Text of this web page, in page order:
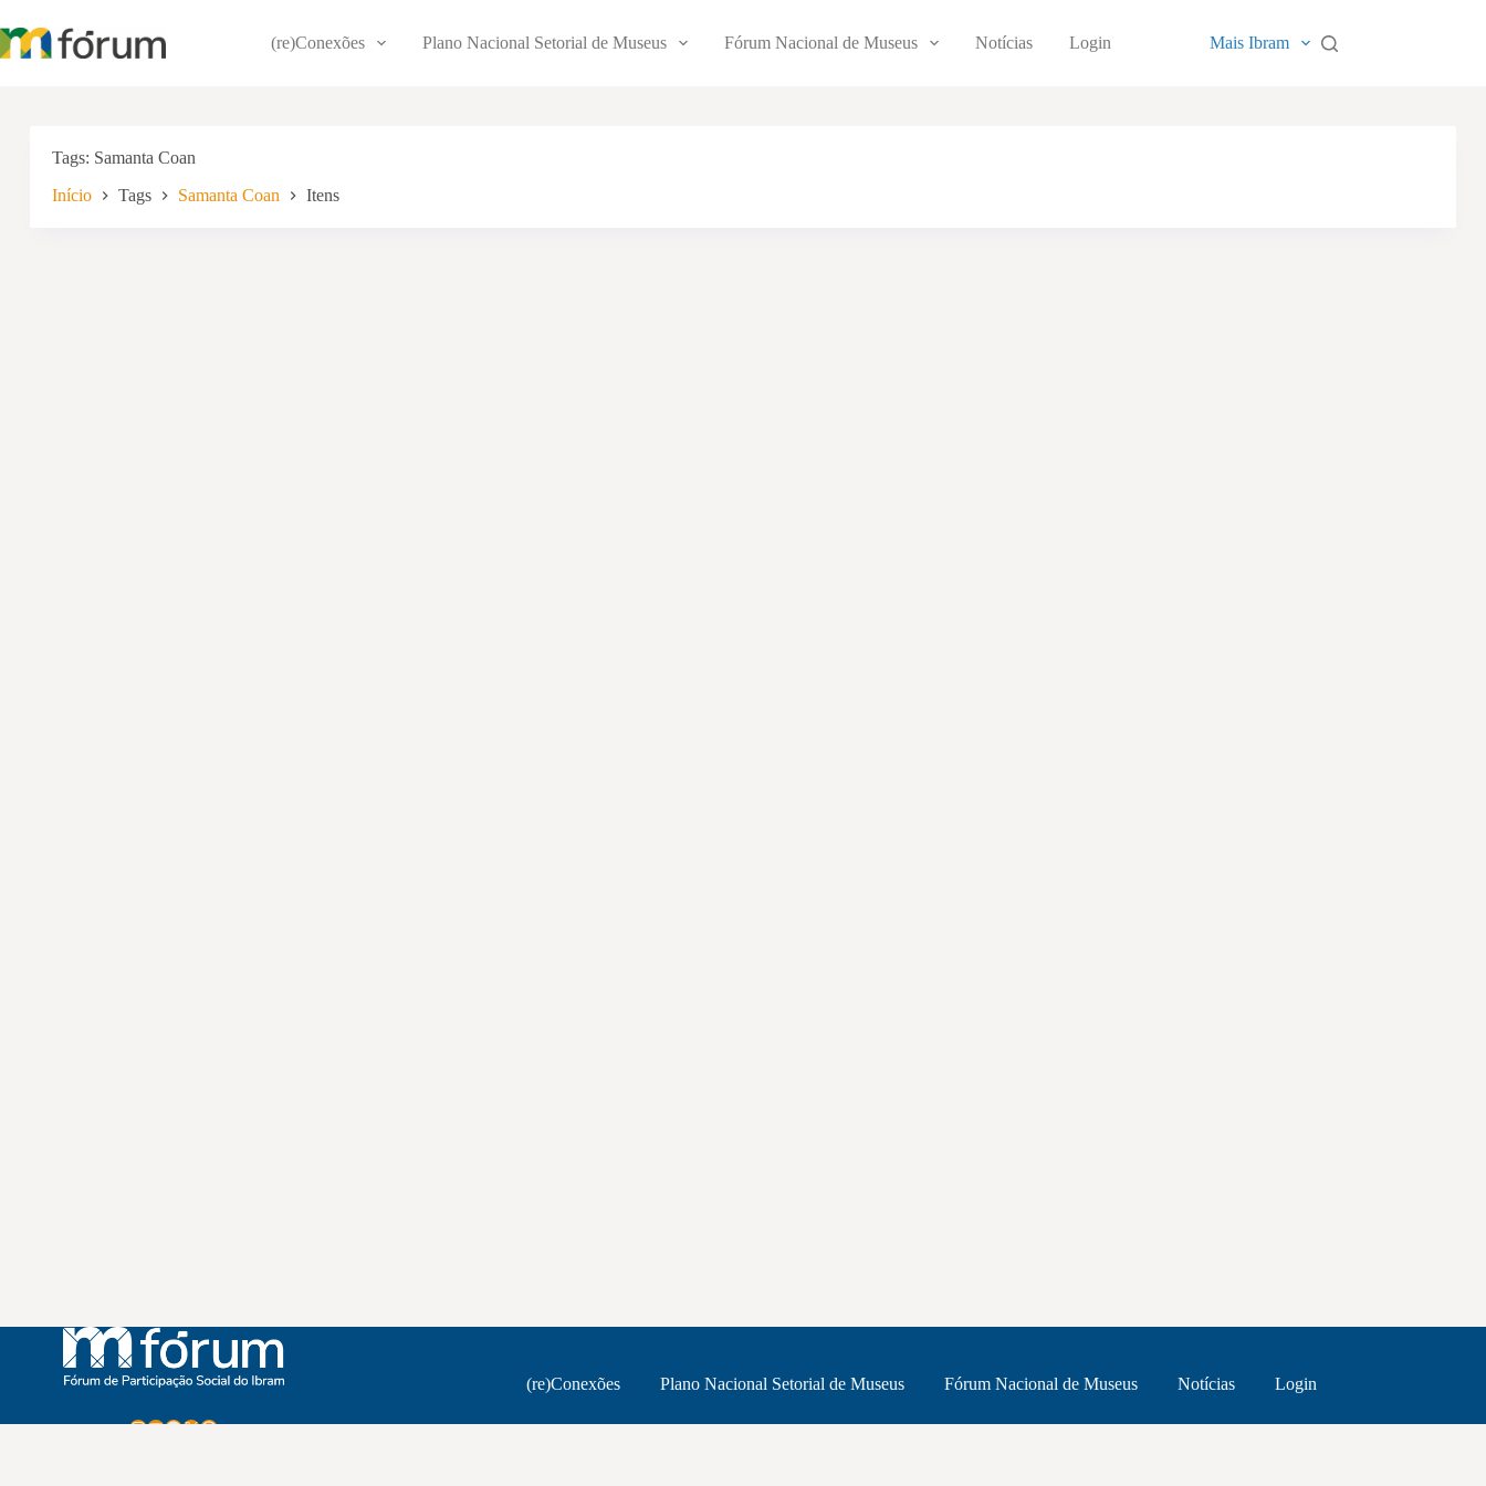
para
o
(re)Conexões Plano Nacional Setorial de Museus Fórum Nacional de Museus Notícias Login Mais Ibram
Tags Samanta Coan
Início Tags Samanta Coan Itens
Instagram
Youtube
Facebook
X WhatsApp
(re)Conexões Plano Nacional Setorial de Museus Fórum Nacional de Museus Notícias Login